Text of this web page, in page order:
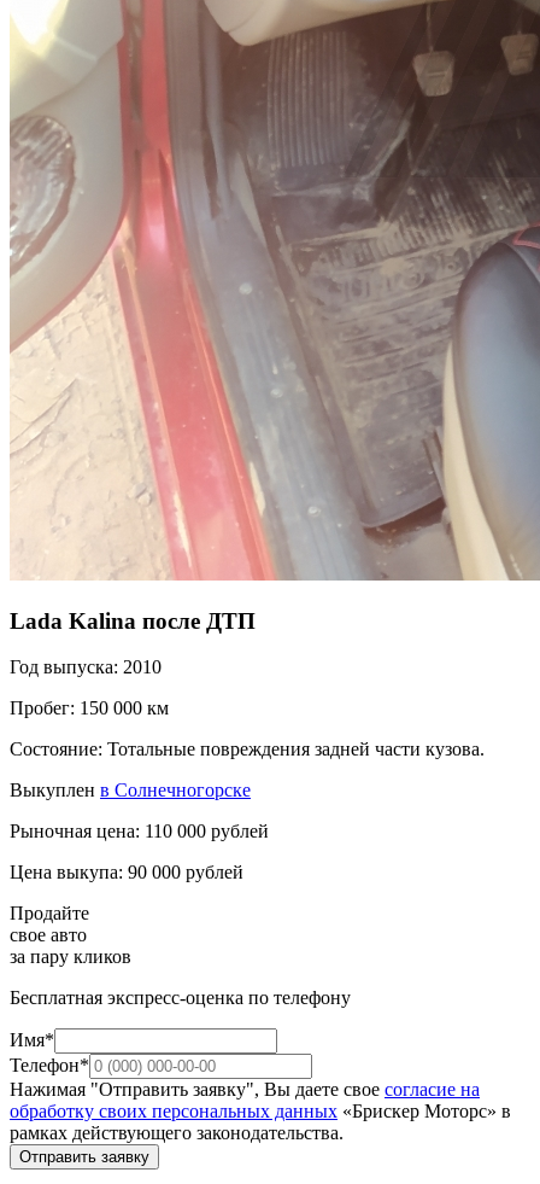
Lada Kalina после ДТП
Год выпуска: 2010
Пробег: 150 000 км
Состояние: Тотальные повреждения задней части кузова.
Выкуплен в Солнечногорске
Рыночная цена: 110 000 рублей
Цена выкупа: 90 000 рублей
Продайте
свое авто
за пару кликов
Бесплатная экспресс-оценка по телефону
Имя*
Телефон*
Нажимая "Отправить заявку", Вы даете свое согласие на
обработку своих персональных данных «Брискер Моторс» в
рамках действующего законодательства.
Отправить заявку